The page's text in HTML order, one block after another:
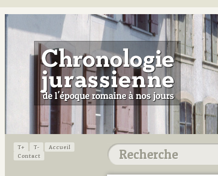
T+ T-
Accueil
Contact